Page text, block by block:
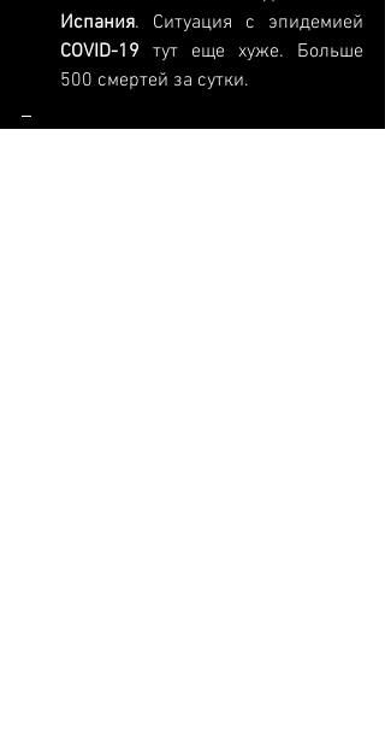
Испания
COVID-19 тут еще хуже. Больше
500 смертей за сутки.